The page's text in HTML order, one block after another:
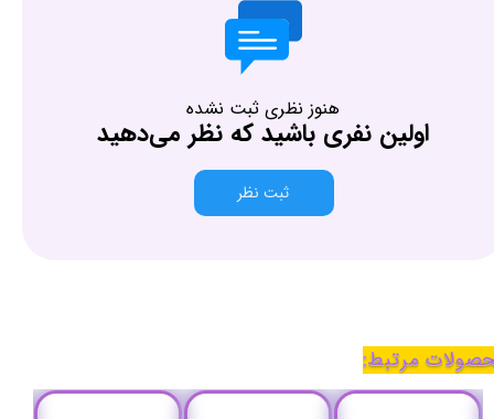
هنوز نظری ثبت نشده
اولین نفری باشید که نظر می‌دهید
ثبت نظر
مرتبط: